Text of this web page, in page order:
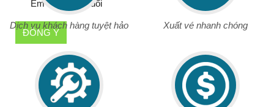
Em bé dưới 2 tuổi
ĐỒNG Ý
Dịch vụ khách hàng tuyệt hảo Xuất vé nhanh chóng